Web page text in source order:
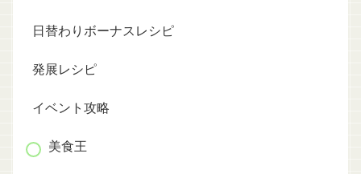
日替わりボーナスレシピ
発展レシピ
イベント攻略
美食王